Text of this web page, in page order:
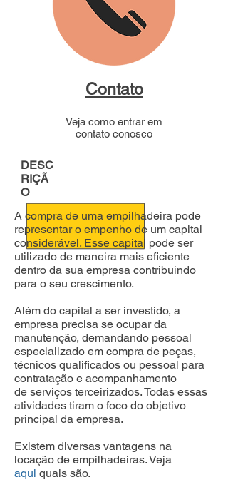
Contato
Veja como entrar em
contato conosco
DESC
RIÇÃ
O
A compra de uma empilhadeira pode
representar o empenho de um capital
considerável. Esse capital pode ser
utilizado de maneira mais eficiente
dentro da sua empresa contribuindo
para o seu crescimento.
Além do capital a ser investido, a
empresa precisa se ocupar da
manutenção, demandando pessoal
especializado em compra de peças,
técnicos qualificados ou pessoal para
contratação e acompanhamento
de serviços terceirizados. Todas essas
atividades tiram o foco do objetivo
principal da empresa.
Existem diversas vantagens na
locação de empilhadeiras. Veja
aqui quais são.